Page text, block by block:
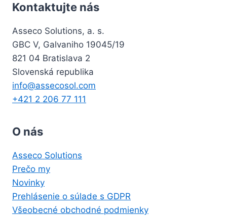
Kontaktujte nás
Asseco Solutions, a. s.
GBC V, Galvaniho 19045/19
821 04 Bratislava 2
Slovenská republika
info@assecosol.com
+421 2 206 77 111
O nás
Asseco Solutions
Prečo my
Novinky
Prehlásenie o súlade s GDPR
Všeobecné obchodné podmienky